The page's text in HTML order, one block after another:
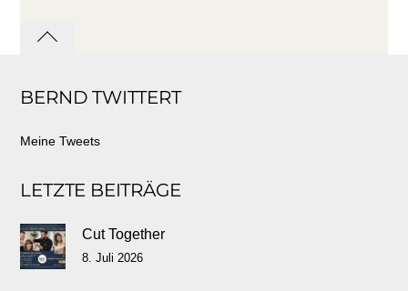
Back
top
BERND TWITTERT
Meine Tweets
LETZTE BEITRÄGE
Cut Together
8. Juli 2026